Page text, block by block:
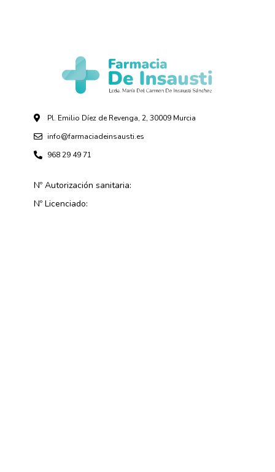
Pl. Emilio Díez de Revenga, 2, 30009 Murcia
info@farmaciadeinsausti.es
968 29 49 71
Nº Autorización sanitaria:
Nº Licenciado: